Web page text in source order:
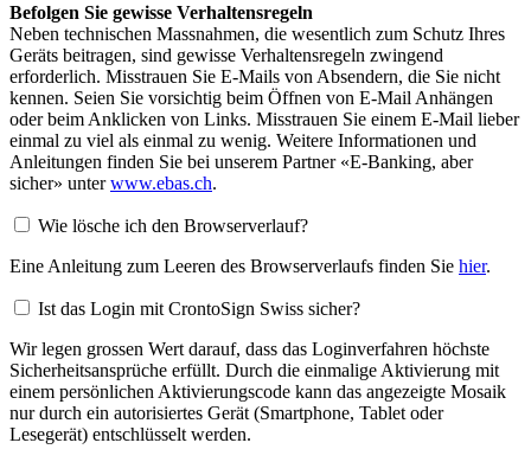
Befolgen Sie gewisse Verhaltensregeln
Neben technischen Massnahmen, die wesentlich zum Schutz Ihres
Geräts beitragen, sind gewisse Verhaltensregeln zwingend
erforderlich. Misstrauen Sie E-Mails von Absendern, die Sie nicht
kennen. Seien Sie vorsichtig beim Öffnen von E-Mail Anhängen
oder beim Anklicken von Links. Misstrauen Sie einem E-Mail lieber
einmal zu viel als einmal zu wenig. Weitere Informationen und
Anleitungen finden Sie bei unserem Partner «E-Banking, aber
sicher» unterwww.ebas.ch.
Wie lösche ich den Browserverlauf?
Eine Anleitung zum Leeren des Browserverlaufs finden Sie hier.
Ist das Login mit CrontoSign Swiss sicher?
Wir legen grossen Wert darauf, dass das Loginverfahren höchste
Sicherheitsansprüche erfüllt. Durch die einmalige Aktivierung mit
einem persönlichen Aktivierungscode kann das angezeigte Mosaik
nur durch ein autorisiertes Gerät (Smartphone, Tablet oder
Lesegerät) entschlüsselt werden.